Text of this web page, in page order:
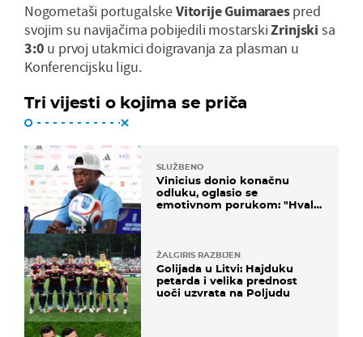
Nogometaši portugalskeVitorije Guimaraespred
svojim su navijačima pobijedili mostarskiZrinjski sa
3:0 u prvoj utakmici doigravanja za plasman u
Konferencijsku ligu.
Tri vijesti o kojima se priča
SLUŽBENO
Vinicius donio konačnu
odluku, oglasio se
emotivnom porukom: "Hvala
ŽALGIRIS RAZBIJEN
Golijada u Litvi: Hajduku
petarda i velika prednost
uoči uzvrata na Poljudu